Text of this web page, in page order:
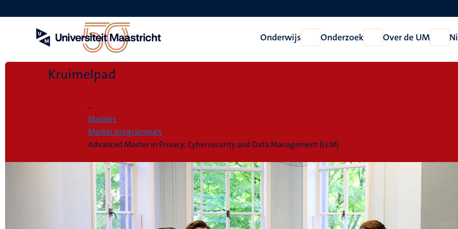
en
Onderwijs
Open
Onderwijs
Onderzoek
Open
Onderzoek
Over de UM
Open
Over
Kruimelpad
...
Masters
Master programma's
Advanced Master in Privacy, Cybersecurity and Data Management (LLM)